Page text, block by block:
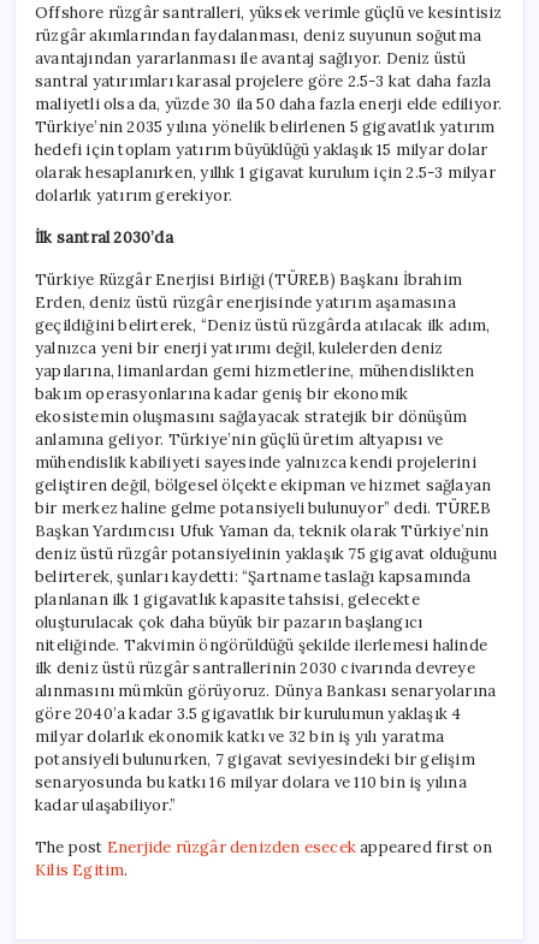
Offshore rüzgâr santralleri, yüksek verimle güçlü ve kesintisiz
rüzgâr akımlarından faydalanması, deniz suyunun soğutma
avantajından yararlanması ile avantaj sağlıyor. Deniz üstü
santral yatırımları karasal projelere göre 2.5-3 kat daha fazla
maliyetli olsa da, yüzde 30 ila 50 daha fazla enerji elde ediliyor.
Türkiye’nin 2035 yılına yönelik belirlenen 5 gigavatlık yatırım
hedefi için toplam yatırım büyüklüğü yaklaşık 15 milyar dolar
olarak hesaplanırken, yıllık 1 gigavat kurulum için 2.5-3 milyar
dolarlık yatırım gerekiyor.
İlk santral 2030’da
Türkiye Rüzgâr Enerjisi Birliği (TÜREB) Başkanı İbrahim
Erden, deniz üstü rüzgâr enerjisinde yatırım aşamasına
geçildiğini belirterek, “Deniz üstü rüzgârda atılacak ilk adım,
yalnızca yeni bir enerji yatırımı değil, kulelerden deniz
yapılarına, limanlardan gemi hizmetlerine, mühendislikten
bakım operasyonlarına kadar geniş bir ekonomik
ekosistemin oluşmasını sağlayacak stratejik bir dönüşüm
anlamına geliyor. Türkiye’nin güçlü üretim altyapısı ve
mühendislik kabiliyeti sayesinde yalnızca kendi projelerini
geliştiren değil, bölgesel ölçekte ekipman ve hizmet sağlayan
bir merkez haline gelme potansiyeli bulunuyor” dedi. TÜREB
Başkan Yardımcısı Ufuk Yaman da, teknik olarak Türkiye’nin
deniz üstü rüzgâr potansiyelinin yaklaşık 75 gigavat olduğunu
belirterek, şunları kaydetti: “Şartname taslağı kapsamında
planlanan ilk 1 gigavatlık kapasite tahsisi, gelecekte
oluşturulacak çok daha büyük bir pazarın başlangıcı
niteliğinde. Takvimin öngörüldüğü şekilde ilerlemesi halinde
ilk deniz üstü rüzgâr santrallerinin 2030 civarında devreye
alınmasını mümkün görüyoruz. Dünya Bankası senaryolarına
göre 2040’a kadar 3.5 gigavatlık bir kurulumun yaklaşık 4
milyar dolarlık ekonomik katkı ve 32 bin iş yılı yaratma
potansiyeli bulunurken, 7 gigavat seviyesindeki bir gelişim
senaryosunda bu katkı 16 milyar dolara ve 110 bin iş yılına
kadar ulaşabiliyor.”
The post Enerjide rüzgâr denizden esecekappeared first on
Kilis Egitim.